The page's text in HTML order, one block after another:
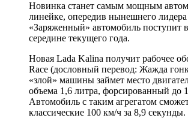
Новинка станет самым мощным
линейке, опередив нынешнего
«Заряженный» автомобиль поступит
середине текущего года.
Новая Lada Kalina получит рабочее
Race (дословный перевод: Жажда
«злой» машины займет место
объема 1,6 литра, форсированный до
Автомобиль с таким агрегатом
классические 100 км/ч за 8,9 секунды.